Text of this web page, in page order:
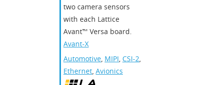
two camera sensors
with each Lattice
Avant™ Versa board.
Avant-X
Automotive, MIPI, CSI-2,
Ethernet, Avionics